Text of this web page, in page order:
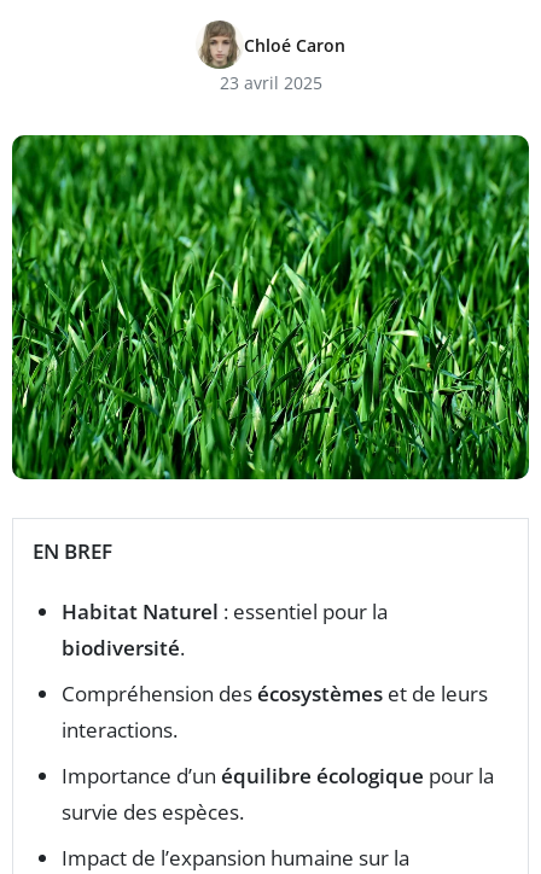
Chloé Caron
23 avril 2025
EN BREF
Habitat Naturel : essentiel pour la
biodiversité.
Compréhension desécosystèmes et de leurs
interactions.
Importance d’un équilibre écologique pour la
survie des espèces.
Impact de l’expansion humaine sur la